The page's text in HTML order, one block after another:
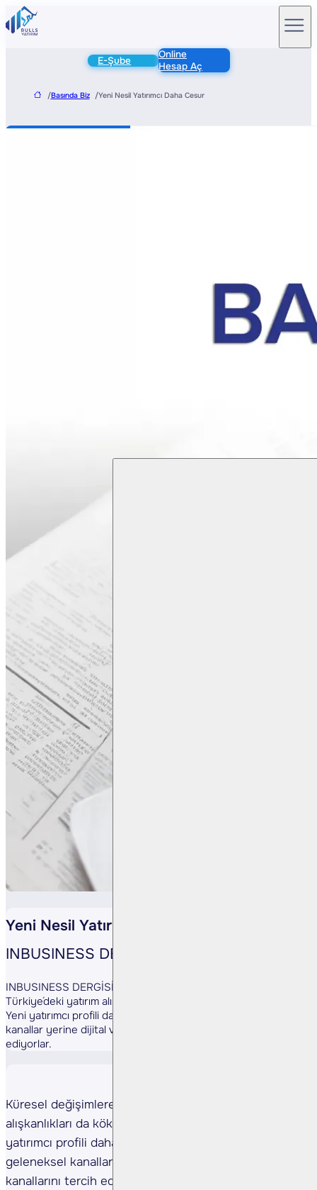
E-Şube
Online
Hesap Aç
/Basında Biz /Yeni Nesil Yatırımcı Daha Cesur
Yeni Nesil Yatırımcı Daha Cesur
INBUSINESS DERGİSİ
INBUSINESS DERGİSİ // Küresel değişimlere paralel,
Türkiye´deki yatırım alışkanlıkları da köklü bir değişim içinde.
Yeni yatırımcı profili daha cesur. Yeniliklere açık, geleneksel
kanallar yerine dijital ve sosyal medya kanallarını tercih
ediyorlar.
Küresel değişimlere paralel, Türkiye'deki yatırım
alışkanlıkları da köklü bir değişim içinde. Yeni
yatırımcı profili daha cesur. Yeniliklere açık,
geleneksel kanallar yerine dijital ve sosyal medya
kanallarını tercih ediyorlar.